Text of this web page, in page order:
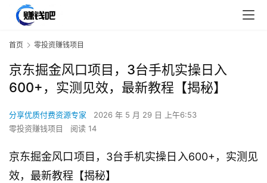
首页 零投资赚钱项目
京东掘金风口项目，3台手机实操日入
600+，实测见效，最新教程【揭秘】
分享优质付费资源专家
2026 年 5 月 29 日 上午6:53
零投资赚钱项目
阅读 14
京东掘金风口项目，3台手机实操日入600+，实测见
效，最新教程【揭秘】